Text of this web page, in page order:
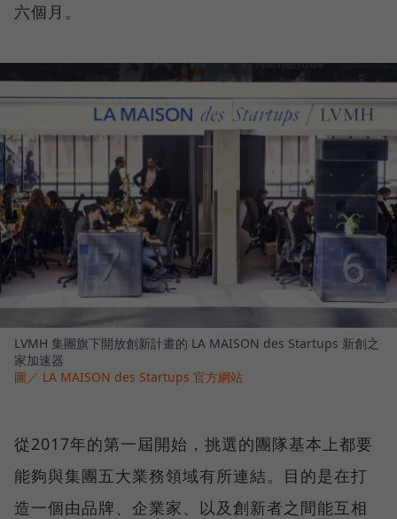
六個月。
LVMH 集團旗下開放創新計畫的 LA MAISON des Startups 新創之
家加速器
圖／ LA MAISON des Startups 官方網站
從2017年的第一屆開始，挑選的團隊基本上都要
能夠與集團五大業務領域有所連結。目的是在打
造一個由品牌、企業家、以及創新者之間能互相